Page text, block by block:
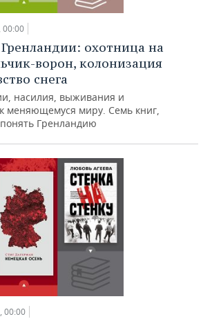
00:00
охотница на
ворон, колонизация
снега
насилия, выживания и
меняющемуся миру. Семь книг,
Гренландию
00:00